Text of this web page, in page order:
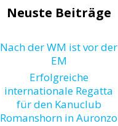
Neuste Beiträge
Nach der WM ist vor der
EM
Erfolgreiche
internationale Regatta
für den Kanuclub
Romanshorn in Auronzo